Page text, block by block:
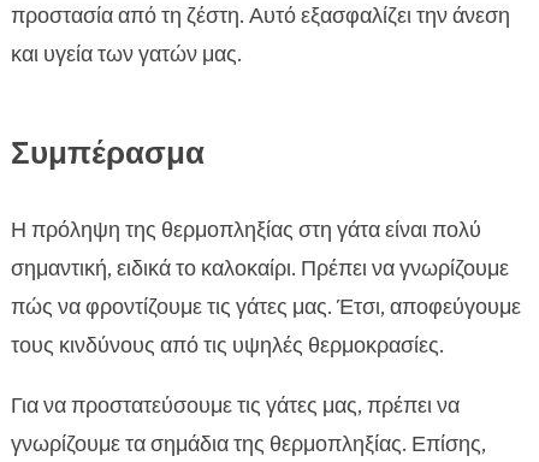
προστασία από τη ζέστη. Αυτό εξασφαλίζει την άνεση
και υγεία των γατών μας.
Συμπέρασμα
Η πρόληψη της θερμοπληξίας στη γάτα είναι πολύ
σημαντική, ειδικά το καλοκαίρι. Πρέπει να γνωρίζουμε
πώς να φροντίζουμε τις γάτες μας. Έτσι, αποφεύγουμε
τους κινδύνους από τις υψηλές θερμοκρασίες.
Για να προστατεύσουμε τις γάτες μας, πρέπει να
γνωρίζουμε τα σημάδια της θερμοπληξίας. Επίσης,